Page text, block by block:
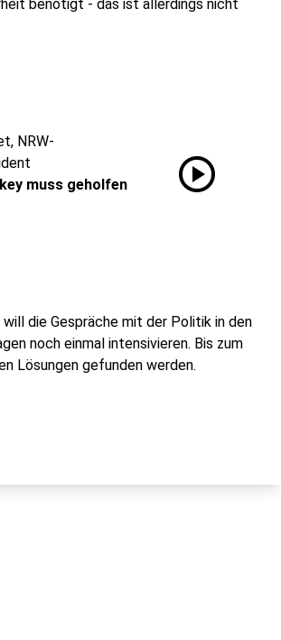
benötigt - das ist allerdings nicht
NRW-
muss geholfen
play_circle
die Gespräche mit der Politik in den
noch einmal intensivieren. Bis zum
Lösungen gefunden werden.